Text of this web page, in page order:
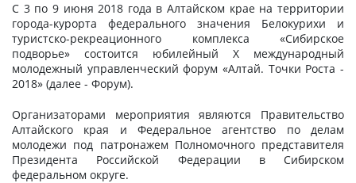
ДОКУМЕНТЫ
КОНТАКТЫ
С 3 по 9 июня 2018 года в Алтайском крае на территории
города-курорта федерального значения Белокурихи и
туристско-рекреационного комплекса «Сибирское
подворье» состоится юбилейный X международный
молодежный управленческий форум «Алтай. Точки Роста -
2018» (далее - Форум).
Организаторами мероприятия являются Правительство
Алтайского края и Федеральное агентство по делам
молодежи под патронажем Полномочного представителя
Президента Российской Федерации в Сибирском
федеральном округе.